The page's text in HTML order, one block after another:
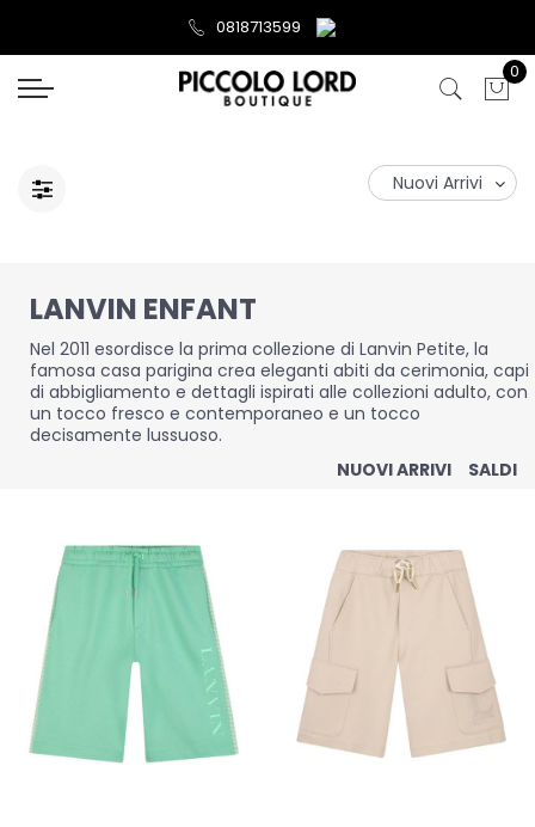
0818713599
0
LANVIN ENFANT
Nel 2011 esordisce la prima collezione di Lanvin Petite, la
famosa casa parigina crea eleganti abiti da cerimonia, capi
di abbigliamento e dettagli ispirati alle collezioni adulto, con
un tocco fresco e contemporaneo e un tocco
decisamente lussuoso.
NUOVI ARRIVI
SALDI